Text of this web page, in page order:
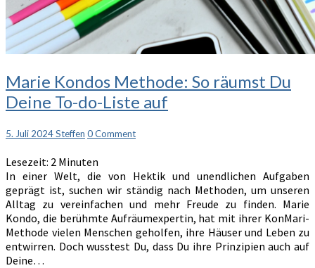
Marie
Kondos
Methode:
räumst
Deine
To-
do-
Liste
auf
Marie Kondos Methode: So räumst Du
Deine To-do-Liste auf
5. Juli 2024Steffen Comments
0 Comment
Lesezeit: 2 Minuten
In einer Welt, die von Hektik und unendlichen Aufgaben
geprägt ist, suchen wir ständig nach Methoden, um unseren
Alltag zu vereinfachen und mehr Freude zu finden. Marie
Kondo, die berühmte Aufräumexpertin, hat mit ihrer KonMari-
Methode vielen Menschen geholfen, ihre Häuser und Leben zu
entwirren. Doch wusstest Du, dass Du ihre Prinzipien auch auf
Deine…